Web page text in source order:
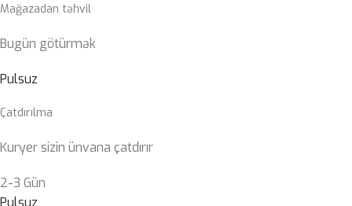
Mağazadan təhvil
Bugün götürmək
Pulsuz
Çatdırılma
Kuryer sizin ünvana çatdırır
2-3 Gün
Pulsuz